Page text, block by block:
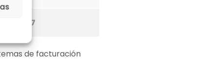
de 2027
de facturación